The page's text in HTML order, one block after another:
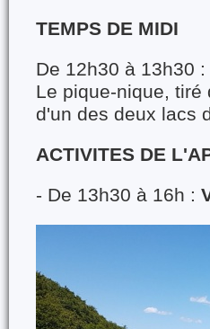
TEMPS DE MIDI
De 12h30 à 13h30 :
Le pique-nique,
d'un des deux lacs
ACTIVITES DE
- De 13h30 à 16h :